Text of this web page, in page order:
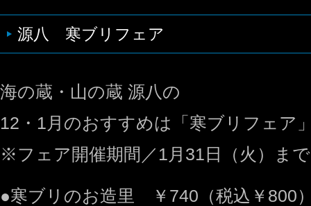
源八 寒ブリフェア
海の蔵・山の蔵 源八の
12・1月のおすすめは「寒ブリフェア
※フェア開催期間／1月31日（火）まで
●寒ブリのお造里 ￥740（税込￥800